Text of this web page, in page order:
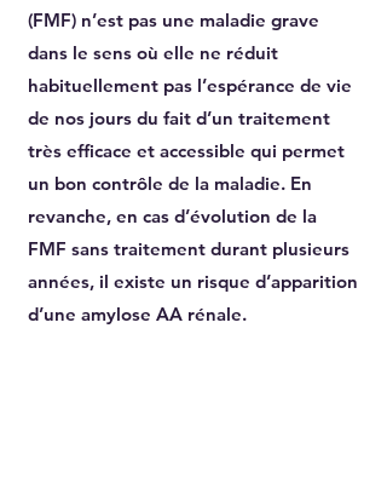
(FMF) n’est pas une maladie grave
dans le sens où elle ne réduit
habituellement pas l’espérance de vie
de nos jours du fait d’un traitement
très efficace et accessible qui permet
un bon contrôle de la maladie. En
revanche, en cas d’évolution de la
FMF sans traitement durant plusieurs
années, il existe un risque d’apparition
d’une amylose AA rénale.